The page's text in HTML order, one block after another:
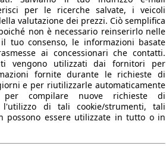
per le ricerche salvate, i veicoli
valutazione dei prezzi. Ciò semplifica
non è necessario reinserirlo nelle
tuo consenso, le informazioni basate
ai concessionari che contatti.
vengono utilizzati dai fornitori per
fornite durante le richieste di
e per riutilizzarle automaticamente
compilare nuove richieste di
l'utilizzo di tali cookie/strumenti, tali
possono essere utilizzate in tutto o in